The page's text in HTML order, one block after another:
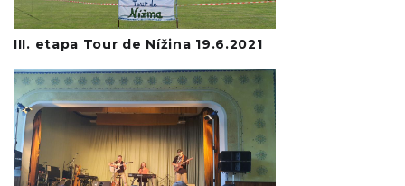
III. etapa Tour de Nížina 19.6.2021